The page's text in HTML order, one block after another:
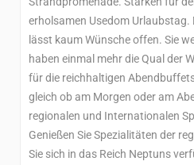
erholsamen Usedom
lässt kaum Wünsche offen. Sie
haben einmal mehr die Qual der
für die reichhaltigen
gleich ob am Morgen oder am
regionalen und Internationalen
Genießen Sie Spezialitäten der
Sie sich in das Reich Neptuns